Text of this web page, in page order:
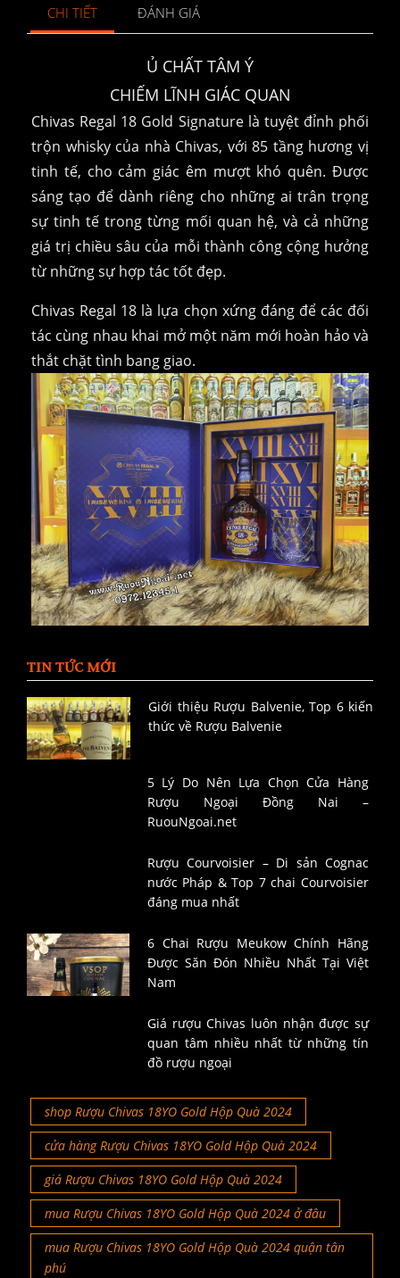
CHI TIẾT ĐÁNH GIÁ
Ủ CHẤT TÂM Ý
CHIẾM LĨNH GIÁC QUAN
Chivas Regal 18 Gold Signature là tuyệt đỉnh phối
trộn whisky của nhà Chivas, với 85 tầng hương vị
tinh tế, cho cảm giác êm mượt khó quên. Được
sáng tạo để dành riêng cho những ai trân trọng
sự tinh tế trong từng mối quan hệ, và cả những
giá trị chiều sâu của mỗi thành công cộng hưởng
từ những sự hợp tác tốt đẹp.
Chivas Regal 18 là lựa chọn xứng đáng để các đối
tác cùng nhau khai mở một năm mới hoàn hảo và
thắt chặt tình bang giao.
TIN TỨC MỚI
Giới thiệu Rượu Balvenie, Top 6 kiến
thức về Rượu Balvenie
5 Lý Do Nên Lựa Chọn Cửa Hàng
Rượu Ngoại Đồng Nai –
RuouNgoai.net
Rượu Courvoisier – Di sản Cognac
nước Pháp & Top 7 chai Courvoisier
đáng mua nhất
6 Chai Rượu Meukow Chính Hãng
Được Săn Đón Nhiều Nhất Tại Việt
Nam
Giá rượu Chivas luôn nhận được sự
quan tâm nhiều nhất từ những tín
đồ rượu ngoại
shop Rượu Chivas 18YO Gold Hộp Quà 2024
cửa hàng Rượu Chivas 18YO Gold Hộp Quà 2024
giá Rượu Chivas 18YO Gold Hộp Quà 2024
mua Rượu Chivas 18YO Gold Hộp Quà 2024 ở đâu
mua Rượu Chivas 18YO Gold Hộp Quà 2024 quận tân
phú